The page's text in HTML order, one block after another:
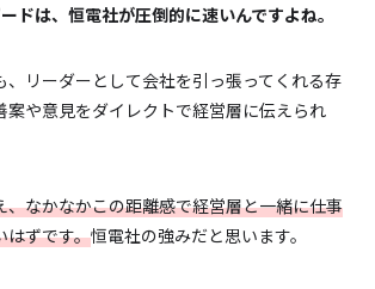
ドは、恒電社が圧倒的に速いんですよね。
、リーダーとして会社を引っ張ってくれる存
案や意見をダイレクトで経営層に伝えられ
、なかなかこの距離感で経営層と一緒に仕事
はずです。恒電社の強みだと思います。